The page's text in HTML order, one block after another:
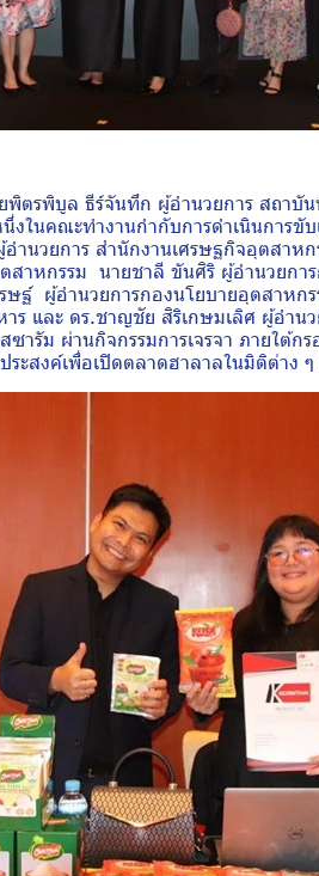
บูล ธีร์จันทึก ผู้อำนวยการ สถาบัน
งในคณะทำงานกำกับการดำเนินการขั
ำนวยการ สำนักงานเศรษฐกิจอุตสาหก
สาหกรรม นายชาลี ขันศิริ ผู้อำนวยกา
ษฐ์ ผู้อำนวยการกองนโยบายอุตสาหก
าร และ ดร.ชาญชัย สิริเกษมเลิศ ผู้อำ
ซารัม ผ่านกิจกรรมการเจรจา ภายใต้ก
ระสงค์เพื่อเปิดตลาดฮาลาลในมิติต่าง